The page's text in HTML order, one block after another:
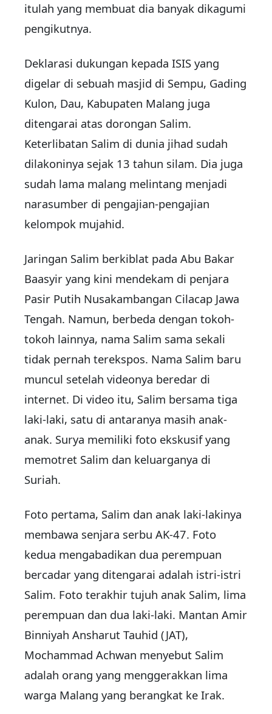
itulah yang membuat dia banyak dikagumi
pengikutnya.
Deklarasi dukungan kepada ISIS yang
digelar di sebuah masjid di Sempu, Gading
Kulon, Dau, Kabupaten Malang juga
ditengarai atas dorongan Salim.
Keterlibatan Salim di dunia jihad sudah
dilakoninya sejak 13 tahun silam. Dia juga
sudah lama malang melintang menjadi
narasumber di pengajian-pengajian
kelompok mujahid.
Jaringan Salim berkiblat pada Abu Bakar
Baasyir yang kini mendekam di penjara
Pasir Putih Nusakambangan Cilacap Jawa
Tengah. Namun, berbeda dengan tokoh-
tokoh lainnya, nama Salim sama sekali
tidak pernah terekspos. Nama Salim baru
muncul setelah videonya beredar di
internet. Di video itu, Salim bersama tiga
laki-laki, satu di antaranya masih anak-
anak. Surya memiliki foto ekskusif yang
memotret Salim dan keluarganya di
Suriah.
Foto pertama, Salim dan anak laki-lakinya
membawa senjara serbu AK-47. Foto
kedua mengabadikan dua perempuan
bercadar yang ditengarai adalah istri-istri
Salim. Foto terakhir tujuh anak Salim, lima
perempuan dan dua laki-laki. Mantan Amir
Binniyah Ansharut Tauhid (JAT),
Mochammad Achwan menyebut Salim
adalah orang yang menggerakkan lima
warga Malang yang berangkat ke Irak.